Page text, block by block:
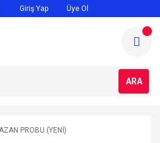
Giriş Yap Üye Ol
ARA